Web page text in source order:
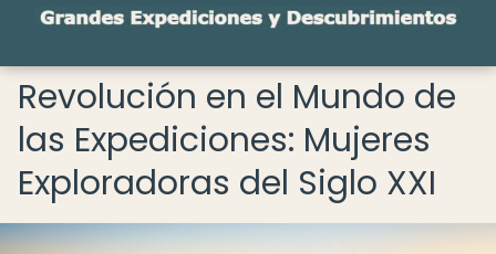
Revolución en el Mundo de
las Expediciones: Mujeres
Exploradoras del Siglo XXI